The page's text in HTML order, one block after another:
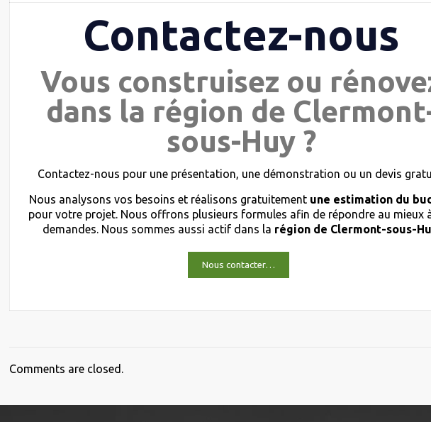
Contactez-nous
Vous construisez ou
dans la région de
sous-Huy ?
Contactez-nous pour une présentation, une démonstration ou un devis
Nous analysons vos besoins et réalisons gratuitement une estimation du
pour votre projet. Nous offrons plusieurs formules afin de répondre au mieux
demandes. Nous sommes aussi actif dans la région de Clermont-sous-
Nous contacter…
Comments are closed.